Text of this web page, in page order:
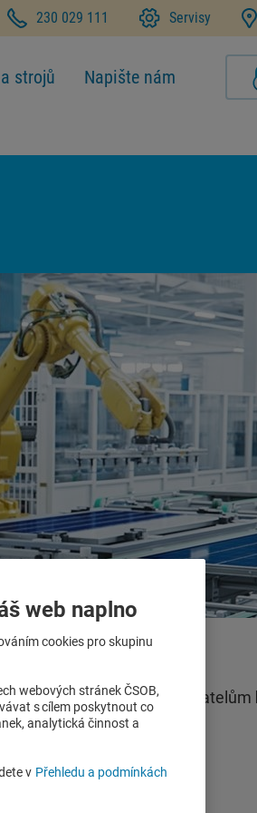
230 029 111 Servisy
strojů Napište nám
OPTAKnabízí žadatelům
web naplno
cookies pro skupinu
webových stránek ČSOB,
s cílem poskytnout co
analytická činnost a
v Přehledu a podmínkách